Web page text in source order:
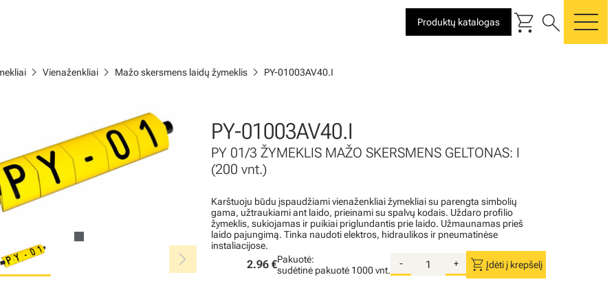
Produktų katalogas shopping_cart search
chevron_right Vienaženkliai chevron_right Mažo skersmens laidų žymeklis chevron_right PY-01003AV40.I
chevron_right
PY-01003AV40.I
PY 01/3 ŽYMEKLIS MAŽO SKERSMENS GELTONAS: I
(200 vnt.)
Karštuoju būdu įspaudžiami vienaženkliai žymekliai su parengta simbolių
gama, užtraukiami ant laido, prieinami su spalvų kodais. Uždaro profilio
žymeklis, sukiojamas ir puikiai priglundantis prie laido. Užmaunamas prieš
laido pajungimą. Tinka naudoti elektros, hidraulikos ir pneumatinėse
instaliacijose.
2.96 €Pakuotė:
sudėtinė pakuotė 1000 vnt.
- + shopping_cart Įdėti į krepšelį